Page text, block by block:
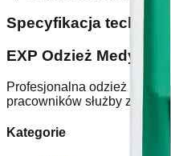
Specyfikacja
EXP Odzież Medyczna
Profesjonalna odzież
pracowników służby zdrowia.
Kategorie